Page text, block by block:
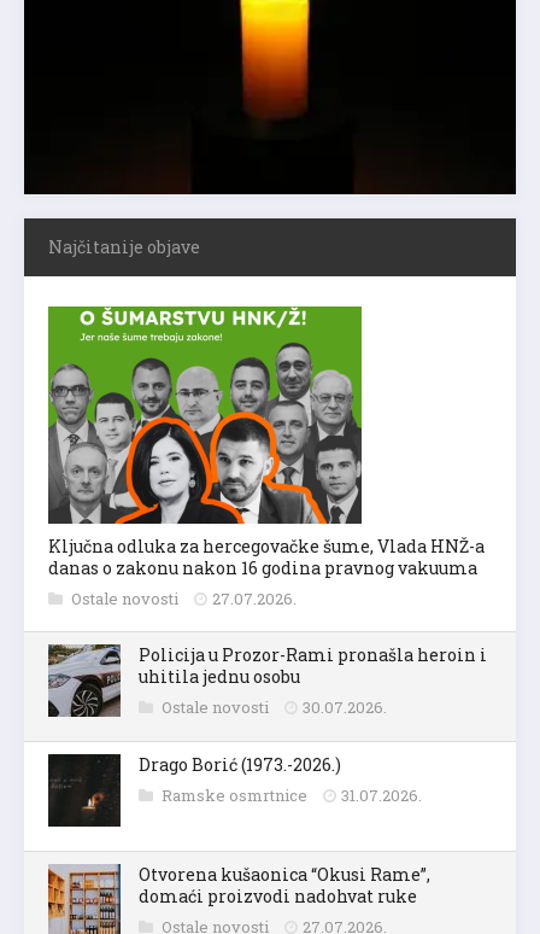
Najčitanije objave
Ključna odluka za hercegovačke šume, Vlada HNŽ-a
danas o zakonu nakon 16 godina pravnog vakuuma
Ostale novosti 27.07.2026.
Policija u Prozor-Rami pronašla heroin i
uhitila jednu osobu
Ostale novosti 30.07.2026.
Drago Borić (1973.-2026.)
Ramske osmrtnice 31.07.2026.
Otvorena kušaonica “Okusi Rame”,
domaći proizvodi nadohvat ruke
Ostale novosti 27.07.2026.